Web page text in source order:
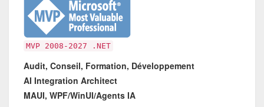
MVP 2008-2027 .NET
Audit, Conseil, Formation, Développement
AI Integration Architect
MAUI, WPF/WinUI/Agents IA